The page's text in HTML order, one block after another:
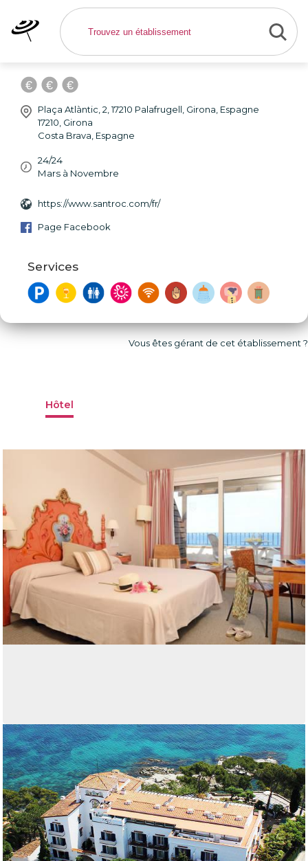
Sant Roc Hotel - Hôtel
Girona
Plaça Atlàntic, 2, 17210 Palafrugell, Girona, Espagne
17210 Girona
Costa Brava Espagne
24/24
Mars à Novembre
https://www.santroc.com/fr/
Page Facebook
Services
Vous êtes gérant de cet établissement ?
Hôtel